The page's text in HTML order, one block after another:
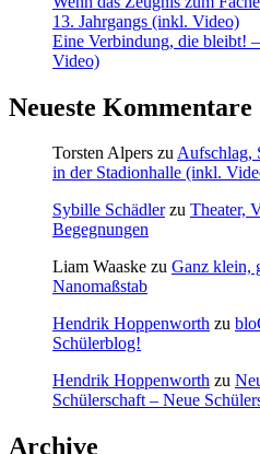
13. Jahrgangs (inkl. Video)
Eine Verbindung, die bleibt!
Video)
Neueste Kommentare
Torsten Alpers zuAufschlag,
in der Stadionhalle (inkl.
Sybille Schädlerzu Theater,
Begegnungen
Liam Waaske zu Ganz klein,
Nanomaßstab
Hendrik Hoppenworth zu
Schülerblog!
Hendrik Hoppenworth zu
Schülerschaft – Neue
Archive